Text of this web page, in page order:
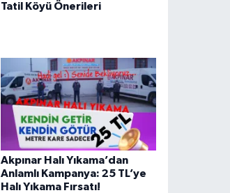
Tatil Köyü Önerileri
Akpınar Halı Yıkama’dan
Anlamlı Kampanya: 25 TL’ye
Halı Yıkama Fırsatı!